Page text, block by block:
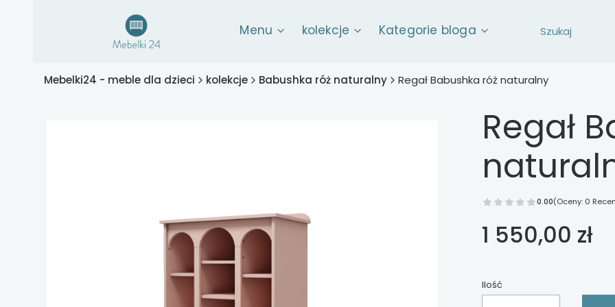
Menu kolekcje Kategorie bloga
Mebelki24 - meble dla dzieci kolekcje Babushka róż naturalny Regał Babushka róż naturalny
Regał
0.00(Oceny: 0
Cena
1 550,00 zł
Ilość